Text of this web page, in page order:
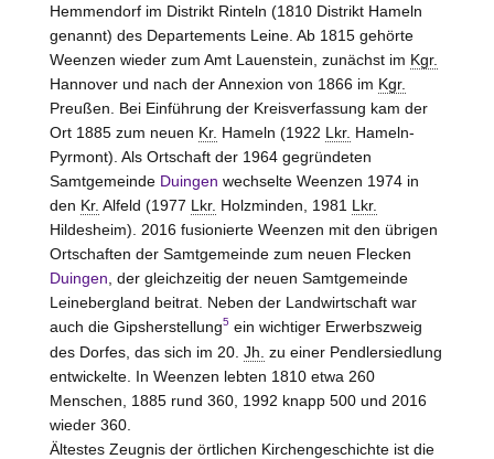
Hemmendorfim Distrikt Rinteln (1810 Distrikt Hameln
genannt) des Departements Leine. Ab 1815 gehörte
Weenzen wieder zum Amt Lauenstein , zunächst im Kgr.
Hannover und nach der Annexion von 1866 im Kgr.
Preußen. Bei Einführung der Kreisverfassung kam der
Ort 1885 zum neuen Kr. Hameln (1922 Lkr. Hameln-
Pyrmont). Als Ortschaft der 1964 gegründeten
Samtgemeinde Duingen wechselte Weenzen 1974 in
den Kr. Alfeld (1977 Lkr. Holzminden , 1981 Lkr.
Hildesheim). 2016 fusionierte Weenzen mit den übrigen
Ortschaften der Samtgemeinde zum neuen Flecken
Duingen , der gleichzeitig der neuen Samtgemeinde
Leinebergland beitrat. Neben der Landwirtschaft war
auch die Gipsherstellung5ein wichtiger Erwerbszweig
des Dorfes, das sich im 20. Jh. zu einer Pendlersiedlung
entwickelte. In Weenzen lebten 1810 etwa 260
Menschen, 1885 rund 360, 1992 knapp 500 und 2016
wieder 360.
Ältestes Zeugnis der örtlichen Kirchengeschichte ist die